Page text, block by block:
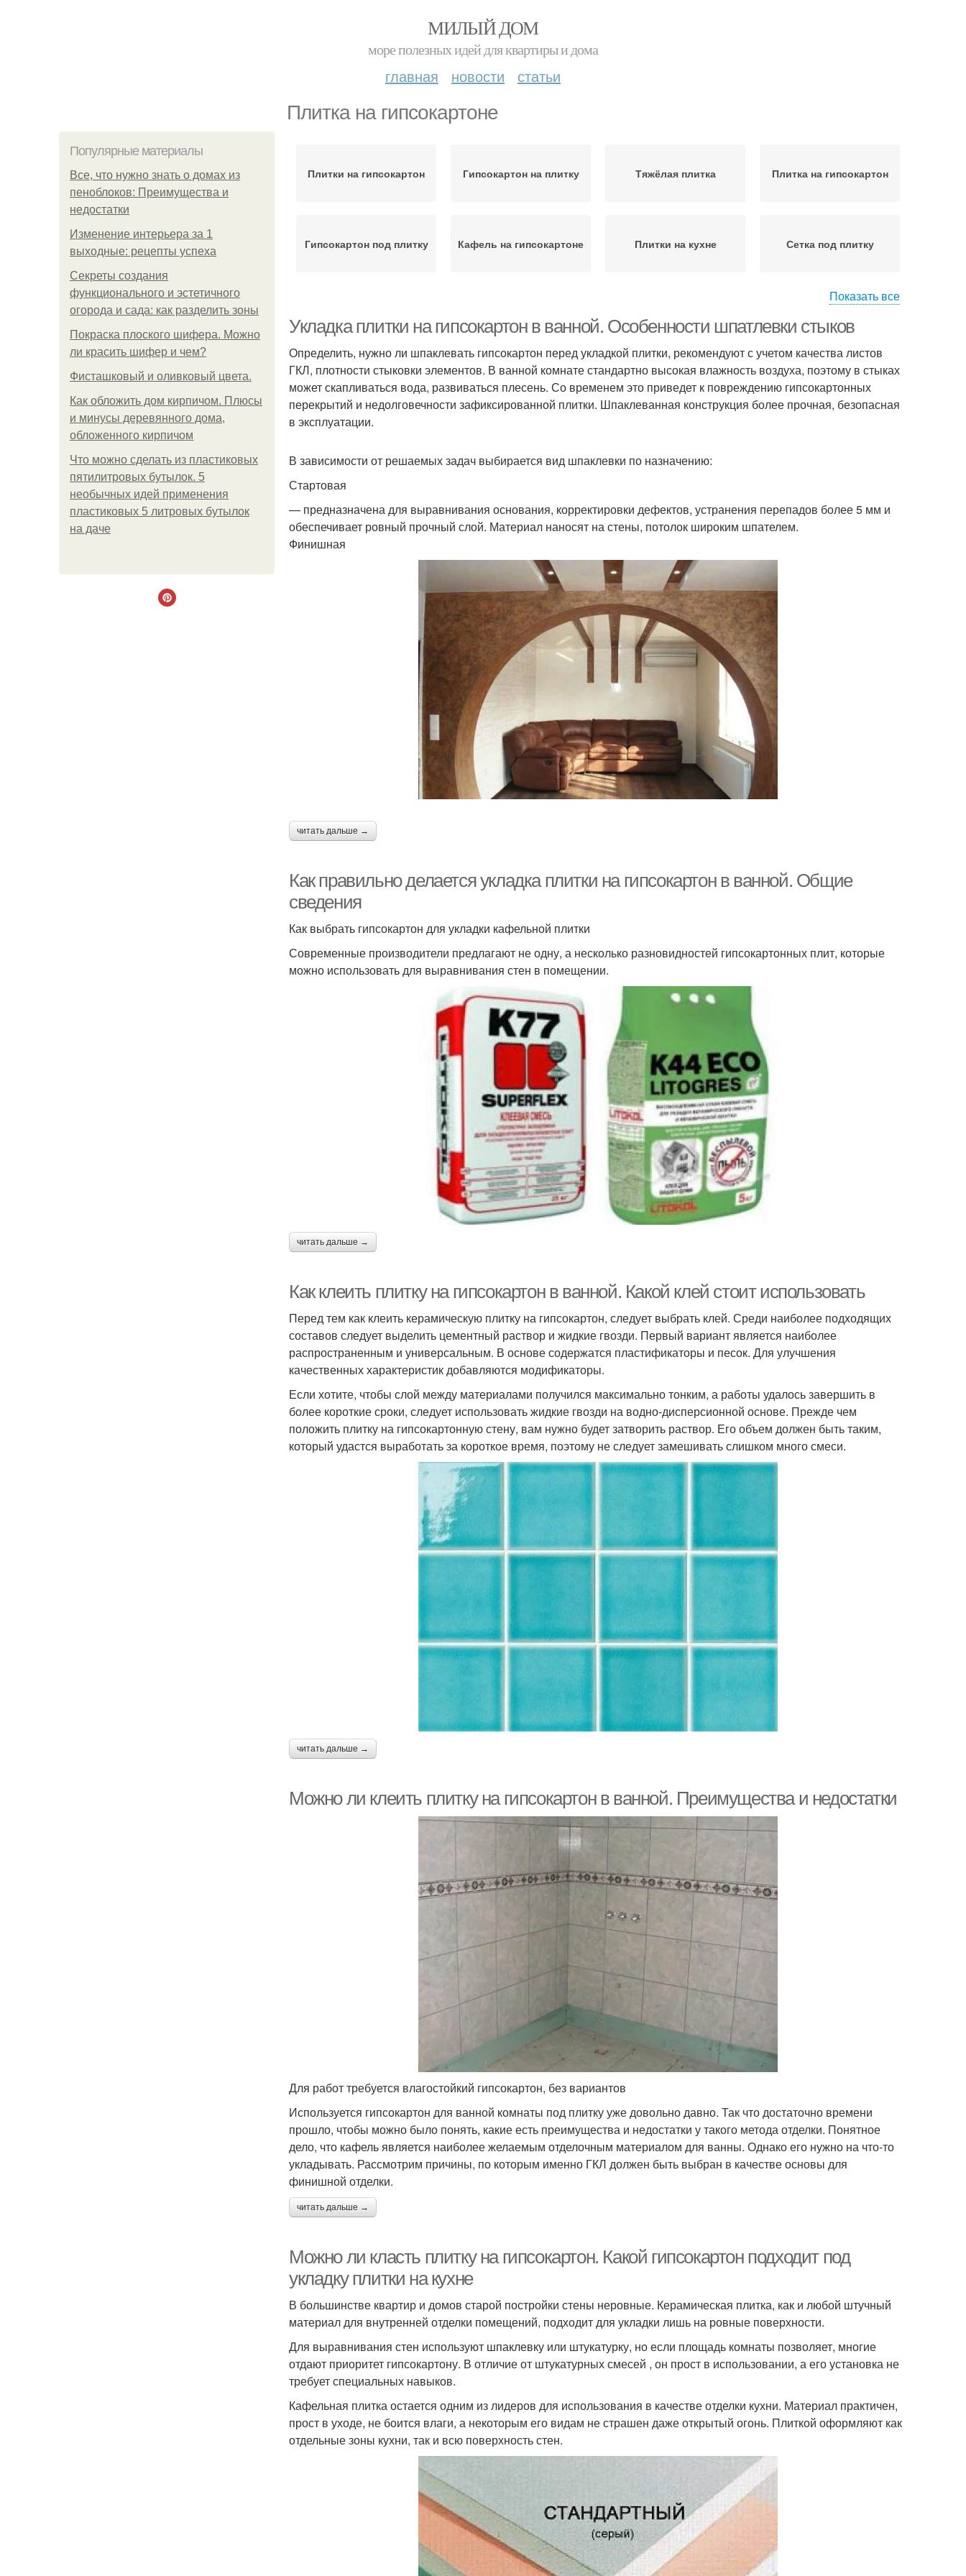
МИЛЫЙ ДОМ
море полезных идей для квартиры и дома
главная новости статьи
Плитка на гипсокартоне
Популярные материалы
Все, что нужно знать о домах из
пеноблоков: Преимущества и
недостатки
Изменение интерьера за 1
выходные: рецепты успеха
Секреты создания
функционального и эстетичного
огорода и сада: как разделить зоны
Покраска плоского шифера. Можно
ли красить шифер и чем?
Фисташковый и оливковый цвета.
Как обложить дом кирпичом. Плюсы
и минусы деревянного дома,
обложенного кирпичом
Что можно сделать из пластиковых
пятилитровых бутылок. 5
необычных идей применения
пластиковых 5 литровых бутылок
на даче
Плитки на гипсокартон Гипсокартон на плитку Тяжёлая плитка Плитка на гипсокартон
Гипсокартон под плитку Кафель на гипсокартоне Плитки на кухне Сетка под плитку
Показать все
Укладка плитки на гипсокартон в ванной. Особенности шпатлевки стыков
Определить, нужно ли шпаклевать гипсокартон перед укладкой плитки, рекомендуют с учетом качества листов
ГКЛ, плотности стыковки элементов. В ванной комнате стандартно высокая влажность воздуха, поэтому в стыках
может скапливаться вода, развиваться плесень. Со временем это приведет к повреждению гипсокартонных
перекрытий и недолговечности зафиксированной плитки. Шпаклеванная конструкция более прочная, безопасная
в эксплуатации.
В зависимости от решаемых задач выбирается вид шпаклевки по назначению:
Стартовая
— предназначена для выравнивания основания, корректировки дефектов, устранения перепадов более 5 мм и
обеспечивает ровный прочный слой. Материал наносят на стены, потолок широким шпателем.
Финишная
читать дальше →
Как правильно делается укладка плитки на гипсокартон в ванной. Общие
сведения
Как выбрать гипсокартон для укладки кафельной плитки
Современные производители предлагают не одну, а несколько разновидностей гипсокартонных плит, которые
можно использовать для выравнивания стен в помещении.
читать дальше →
Как клеить плитку на гипсокартон в ванной. Какой клей стоит использовать
Перед тем как клеить керамическую плитку на гипсокартон, следует выбрать клей. Среди наиболее подходящих
составов следует выделить цементный раствор и жидкие гвозди. Первый вариант является наиболее
распространенным и универсальным. В основе содержатся пластификаторы и песок. Для улучшения
качественных характеристик добавляются модификаторы.
Если хотите, чтобы слой между материалами получился максимально тонким, а работы удалось завершить в
более короткие сроки, следует использовать жидкие гвозди на водно-дисперсионной основе. Прежде чем
положить плитку на гипсокартонную стену, вам нужно будет затворить раствор. Его объем должен быть таким,
который удастся выработать за короткое время, поэтому не следует замешивать слишком много смеси.
читать дальше →
Можно ли клеить плитку на гипсокартон в ванной. Преимущества и недостатки
Для работ требуется влагостойкий гипсокартон, без вариантов
Используется гипсокартон для ванной комнаты под плитку уже довольно давно. Так что достаточно времени
прошло, чтобы можно было понять, какие есть преимущества и недостатки у такого метода отделки. Понятное
дело, что кафель является наиболее желаемым отделочным материалом для ванны. Однако его нужно на что-то
укладывать. Рассмотрим причины, по которым именно ГКЛ должен быть выбран в качестве основы для
финишной отделки.
читать дальше →
Можно ли класть плитку на гипсокартон. Какой гипсокартон подходит под
укладку плитки на кухне
В большинстве квартир и домов старой постройки стены неровные. Керамическая плитка, как и любой штучный
материал для внутренней отделки помещений, подходит для укладки лишь на ровные поверхности.
Для выравнивания стен используют шпаклевку или штукатурку, но если площадь комнаты позволяет, многие
отдают приоритет гипсокартону. В отличие от штукатурных смесей , он прост в использовании, а его установка не
требует специальных навыков.
Кафельная плитка остается одним из лидеров для использования в качестве отделки кухни. Материал практичен,
прост в уходе, не боится влаги, а некоторым его видам не страшен даже открытый огонь. Плиткой оформляют как
отдельные зоны кухни, так и всю поверхность стен.